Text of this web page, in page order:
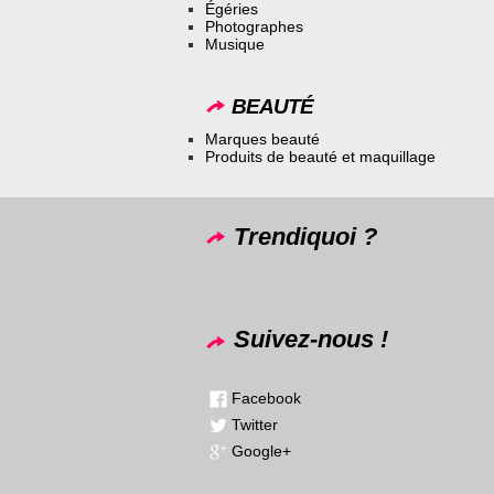
Égéries
Photographes
Musique
BEAUTÉ
Marques beauté
Produits de beauté et maquillage
Trendiquoi ?
Suivez-nous !
Facebook
Twitter
Google+